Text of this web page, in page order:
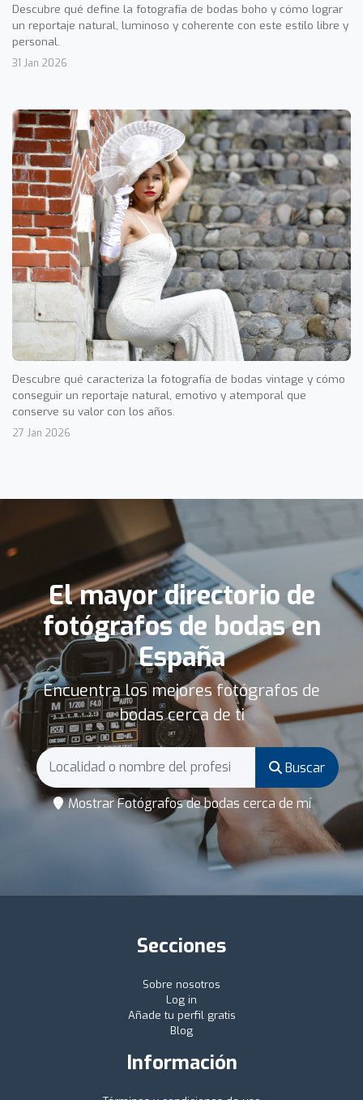
Descubre qué define la fotografía de bodas boho y cómo lograr
un reportaje natural, luminoso y coherente con este estilo libre y
personal.
31 Jan 2026
Descubre qué caracteriza la fotografía de bodas vintage y cómo
conseguir un reportaje natural, emotivo y atemporal que
conserve su valor con los años.
27 Jan 2026
El mayor directorio de
fotógrafos de bodas en
España
Encuentra los mejores fotógrafos de
bodas cerca de ti
Buscar
Mostrar Fotógrafos de bodas cerca de mí
Secciones
Sobre nosotros
Log in
Añade tu perfil gratis
Blog
Información